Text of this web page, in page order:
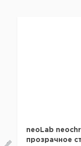
neoLab
прозрачное